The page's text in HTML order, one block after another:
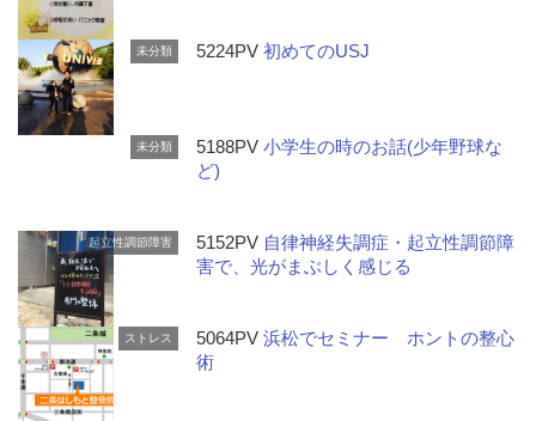
未分類 5224PV初めてのUSJ
未分類 5188PV小学生の時のお話(少年野球な
ど)
起立性調節障害 5152PV 自律神経失調症・起立性調節障
害で、光がまぶしく感じる
ストレス 5064PV浜松でセミナー ホントの整心
術